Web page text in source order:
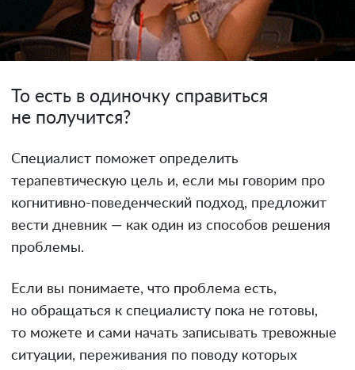
То есть в одиночку справиться
не получится?
Специалист поможет определить
терапевтическую цель и, если мы говорим про
когнитивно-поведенческий подход, предложит
вести дневник — как один из способов решения
проблемы.
Если вы понимаете, что проблема есть,
но обращаться к специалисту пока не готовы,
то можете и сами начать записывать тревожные
ситуации, переживания по поводу которых